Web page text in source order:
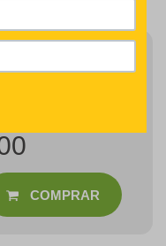
de tamanho do
do seu pedido
COMPRAR